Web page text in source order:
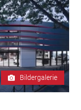
Bildergalerie